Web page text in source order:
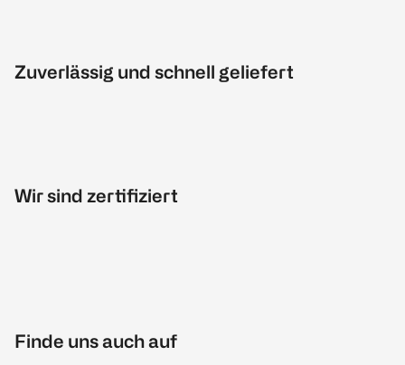
Zuverlässig und schnell geliefert
Wir sind zertifiziert
Finde uns auch auf